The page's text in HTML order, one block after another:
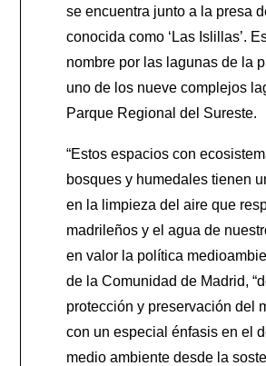
se encuentra junto a la presa
conocida como ‘Las Islillas’.
nombre por las lagunas de la
uno de los nueve complejos
Parque Regional del Sureste.
“Estos espacios con
bosques y humedales tienen
en la limpieza del aire que
madrileños y el agua de
en valor la política
de la Comunidad de Madrid,
protección y preservación del
con un especial énfasis en el
medio ambiente desde la